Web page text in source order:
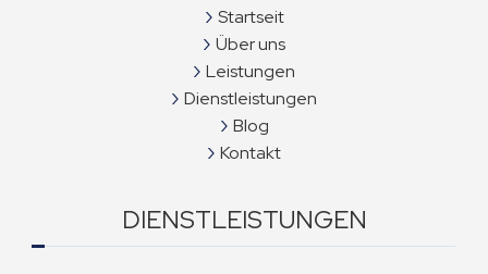
Startseit
Über uns
Leistungen
Dienstleistungen
Blog
Kontakt
DIENSTLEISTUNGEN